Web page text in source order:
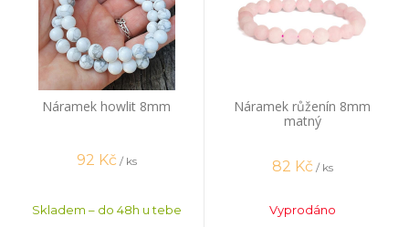
Náramek howlit 8mm
92 Kč / ks
Skladem – do 48h u tebe
Náramek růženín 8mm
matný
82 Kč / ks
Vyprodáno